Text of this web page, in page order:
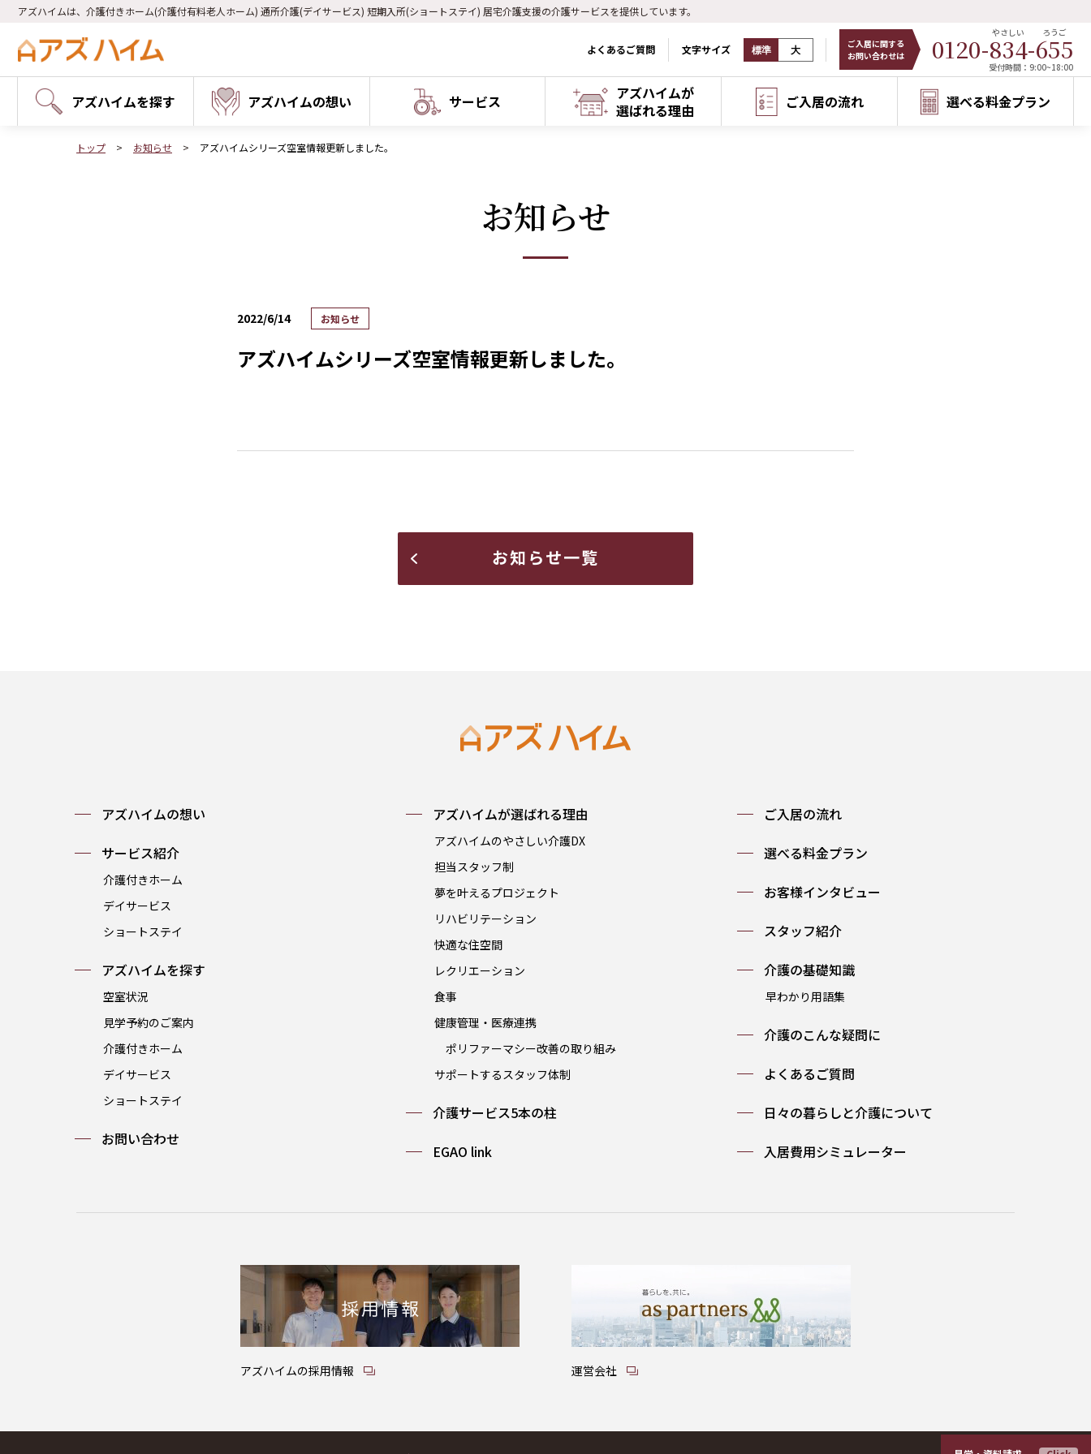
アズハイムは、介護付きホーム(介護付有料老人ホーム) 通所介護(デイサービス) 短期入所(ショートステイ) 居宅介護支援の介護サービスを提供しています。
よくあるご質問 文字サイズ 標準 大
ご入居に関する
お問い合わせは
0120-834
やさしい
-655
ろうご
受付時間：9:00~18:00
アズハイムを探す アズハイムの想い サービス
アズハイムが
選ばれる理由
ご入居の流れ 選べる料金プラン
トップ お知らせ アズハイムシリーズ空室情報更新しました。
お知らせ
2022/6/14 お知らせ
アズハイムシリーズ空室情報更新しました。
お知らせ一覧
アズハイムの想い
サービス紹介
介護付きホーム
デイサービス
ショートステイ
アズハイムを探す
空室状況
見学予約のご案内
介護付きホーム
デイサービス
ショートステイ
お問い合わせ
アズハイムが選ばれる理由
アズハイムのやさしい介護DX
担当スタッフ制
夢を叶えるプロジェクト
リハビリテーション
快適な住空間
レクリエーション
食事
健康管理・医療連携
ポリファーマシー改善の取り組み
サポートするスタッフ体制
介護サービス5本の柱
EGAO link
ご入居の流れ
選べる料金プラン
お客様インタビュー
スタッフ紹介
介護の基礎知識
早わかり用語集
介護のこんな疑問に
よくあるご質問
日々の暮らしと介護について
入居費用シミュレーター
アズハイムの採用情報 運営会社